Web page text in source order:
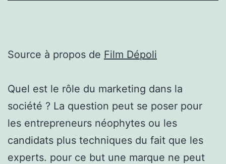
Source à propos de Film Dépoli
Quel est le rôle du marketing dans la
société ? La question peut se poser pour
les entrepreneurs néophytes ou les
candidats plus techniques du fait que les
experts. pour ce but une marque ne peut